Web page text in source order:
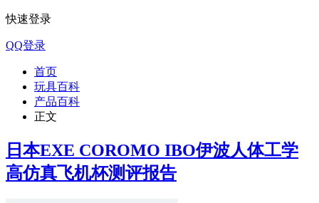
快速登录
QQ登录
首页
玩具百科
产品百科
正文
日本EXE COROMO IBO伊波人体工学
高仿真飞机杯测评报告